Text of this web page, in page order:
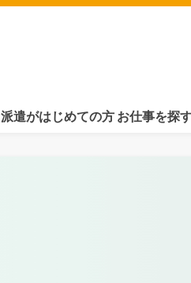
派遣がはじめての方 お仕事を探